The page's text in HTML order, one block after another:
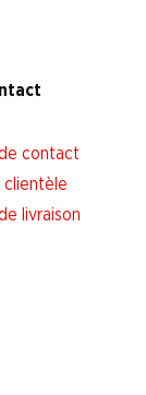
contact
clientèle
livraison